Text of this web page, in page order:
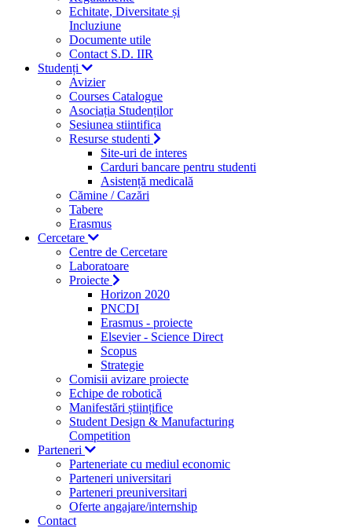
Echitate, Diversitate și
Incluziune
Documente utile
Contact S.D. IIR
Studenți
Avizier
Courses Catalogue
Asociația Studenților
Sesiunea stiintifica
Resurse studenti
Site-uri de interes
Carduri bancare pentru studenti
Asistență medicală
Cămine / Cazări
Tabere
Erasmus
Cercetare
Centre de Cercetare
Laboratoare
Proiecte
Horizon 2020
PNCDI
Erasmus - proiecte
Elsevier - Science Direct
Scopus
Strategie
Comisii avizare proiecte
Echipe de robotică
Manifestări științifice
Student Design & Manufacturing
Competition
Parteneri
Parteneriate cu mediul economic
Parteneri universitari
Parteneri preuniversitari
Oferte angajare/internship
Contact